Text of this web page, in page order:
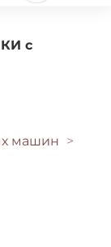
с
машин